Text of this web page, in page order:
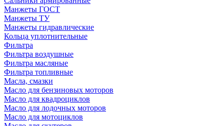
Манжеты ГОСТ
Манжеты ТУ
Манжеты гидравлические
Кольца уплотнительные
Фильтра
Фильтра воздушные
Фильтра масляные
Фильтра топливные
Масла, смазки
Масло для бензиновых моторов
Масло для квадроциклов
Масло для лодочных моторов
Масло для мотоциклов